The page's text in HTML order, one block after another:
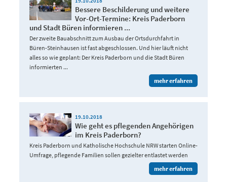
Bessere Beschilderung und weitere
Vor-Ort-Termine: Kreis Paderborn
und Stadt Büren informieren ...
Der zweite Bauabschnitt zum Ausbau der Ortsdurchfahrt in
Büren-Steinhausen ist fast abgeschlossen. Und hier läuft nicht
alles so wie geplant: Der Kreis Paderborn und die Stadt Büren
informierten ...
mehr erfahren
19.10.2018
Wie geht es pflegenden Angehörigen
im Kreis Paderborn?
Kreis Paderborn und Katholische Hochschule NRW starten Online-
Umfrage, pflegende Familien sollen gezielter entlastet werden
mehr erfahren